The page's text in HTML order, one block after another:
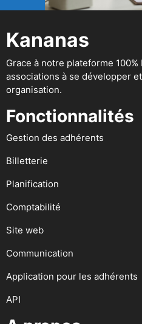
Kananas
Grace à notre plateforme
associations à se développer
organisation.
Fonctionnalités
Gestion des adhérents
Billetterie
Planification
Comptabilité
Site web
Communication
Application pour les adhérents
API